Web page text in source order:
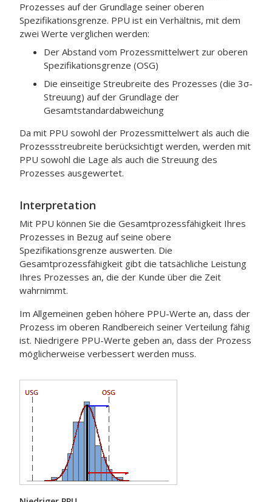
Prozesses auf der Grundlage seiner oberen
Spezifikationsgrenze. PPU ist ein Verhältnis, mit dem
zwei Werte verglichen werden:
Der Abstand vom Prozessmittelwert zur oberen
Spezifikationsgrenze (OSG)
Die einseitige Streubreite des Prozesses (die 3σ-
Streuung) auf der Grundlage der
Gesamtstandardabweichung
Da mit PPU sowohl der Prozessmittelwert als auch die
Prozessstreubreite berücksichtigt werden, werden mit
PPU sowohl die Lage als auch die Streuung des
Prozesses ausgewertet.
Interpretation
Mit PPU können Sie die Gesamtprozessfähigkeit Ihres
Prozesses in Bezug auf seine obere
Spezifikationsgrenze auswerten. Die
Gesamtprozessfähigkeit gibt die tatsächliche Leistung
Ihres Prozesses an, die der Kunde über die Zeit
wahrnimmt.
Im Allgemeinen geben höhere PPU-Werte an, dass der
Prozess im oberen Randbereich seiner Verteilung fähig
ist. Niedrigere PPU-Werte geben an, dass der Prozess
möglicherweise verbessert werden muss.